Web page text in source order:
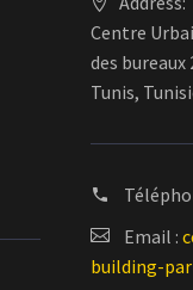
Centre
des bureaux
Tunis,
Email :
building-